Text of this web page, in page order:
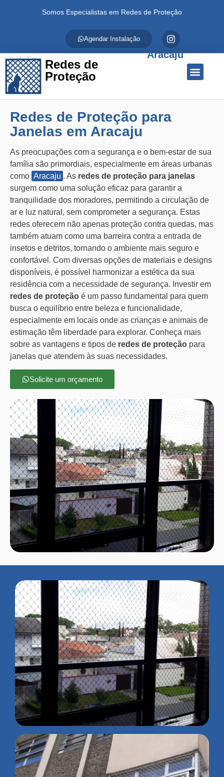
Somos Especialistas em Redes de Proteção
Agendar Instalação
Redes de
Proteção
Aracaju
Redes de Proteção para
Janelas em Aracaju
As preocupações com a segurança e o bem-estar de sua
família são primordiais, especialmente em áreas urbanas
como Aracaju . As redes de proteção para janelas
surgem como uma solução eficaz para garantir a
tranquilidade dos moradores, permitindo a circulação de
ar e luz natural, sem comprometer a segurança. Estas
redes oferecem não apenas proteção contra quedas, mas
também atuam como uma barreira contra a entrada de
insetos e detritos, tornando o ambiente mais seguro e
confortável. Com diversas opções de materiais e designs
disponíveis, é possível harmonizar a estética da sua
residência com a necessidade de segurança. Investir em
redes de proteção é um passo fundamental para quem
busca o equilíbrio entre beleza e funcionalidade,
especialmente em locais onde as crianças e animais de
estimação têm liberdade para explorar. Conheça mais
sobre as vantagens e tipos de redes de proteção para
janelas que atendem às suas necessidades.
Solicite um orçamento